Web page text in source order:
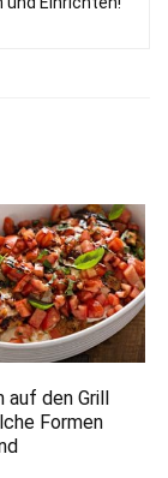
auf den Grill
Formen